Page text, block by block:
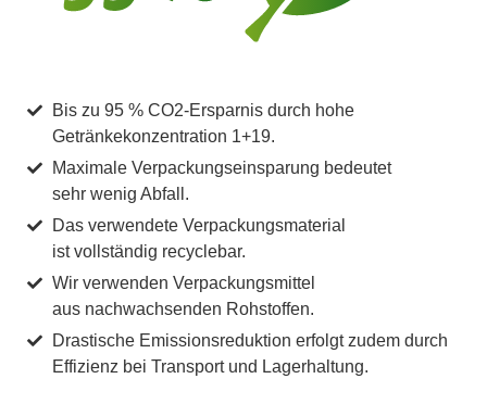
Bis zu 95 % CO2-Ersparnis durch hohe
Getränkekonzentration 1+19.
Maximale Verpackungseinsparung bedeutet
sehr wenig Abfall.
Das verwendete Verpackungsmaterial
ist vollständig recyclebar.
Wir verwenden Verpackungsmittel
aus nachwachsenden Rohstoffen.
Drastische Emissionsreduktion erfolgt zudem durch
Effizienz bei Transport und Lagerhaltung.